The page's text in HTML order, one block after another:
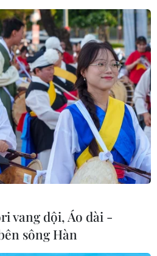
vang dội, Áo dài -
sông Hàn